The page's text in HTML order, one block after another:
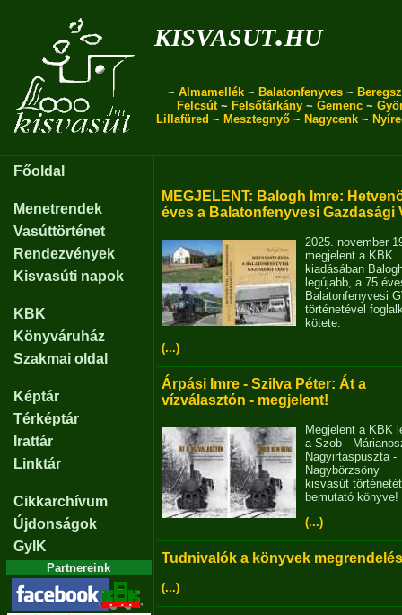
kisvasut.hu
~ Almamellék ~ Balatonfenyves ~
Felcsút~ Felsőtárkány ~ Gemenc ~
Lillafüred ~ Mesztegnyő ~ Nagycenk ~
Főoldal
Menetrendek
Vasúttörténet
Rendezvények
Kisvasúti napok
KBK
Könyváruház
Szakmai oldal
Képtár
Térképtár
Irattár
Linktár
Cikkarchívum
Újdonságok
GyIK
Partnereink
MEGJELENT: Balogh Imre:
éves a Balatonfenyvesi Gazdasági
2025. november
megjelent a KBK
kiadásában
legújabb, a 75
Balatonfenyvesi
történetével
kötete.
(...)
Árpási Imre - Szilva Péter: Át a
vízválasztón - megjelent!
Megjelent a KBK
a Szob -
Nagyirtáspuszta -
Nagybörzsöny
kisvasút történetét
bemutató könyve!
(...)
Tudnivalók a könyvek
(...)